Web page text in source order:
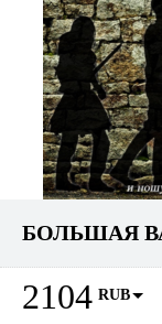
БОЛЬШАЯ
2104 RUB